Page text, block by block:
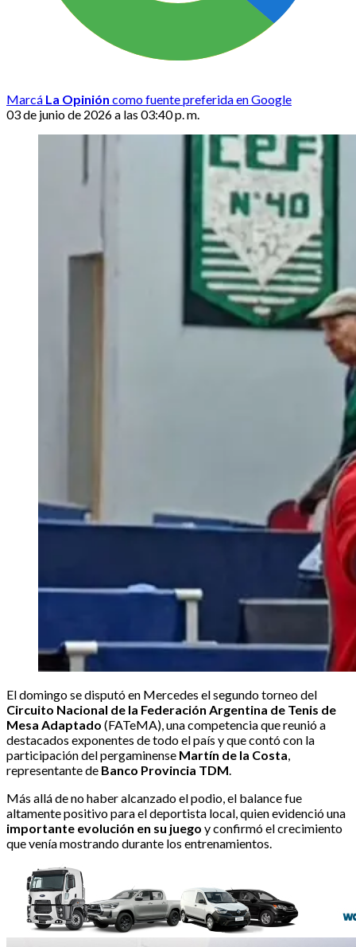
Marcá La Opinión como fuente preferida en Google
03 de junio de 2026 a las 03:40 p. m.
El domingo se disputó en Mercedes el segundo torneo del
Circuito Nacional de la Federación Argentina de Tenis de
Mesa Adaptado (FATeMA), una competencia que reunió a
destacados exponentes de todo el país y que contó con la
participación del pergaminense Martín de la Costa,
representante de Banco Provincia TDM.
Más allá de no haber alcanzado el podio, el balance fue
altamente positivo para el deportista local, quien evidenció una
importante evolución en su juego y confirmó el crecimiento
que venía mostrando durante los entrenamientos.